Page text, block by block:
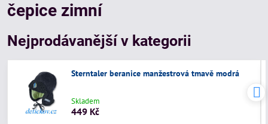
čepice zimní
Nejprodávanější v kategorii
Sterntaler beranice manžestrová tmavě modrá
Skladem
449 Kč